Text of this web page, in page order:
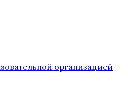
организацией